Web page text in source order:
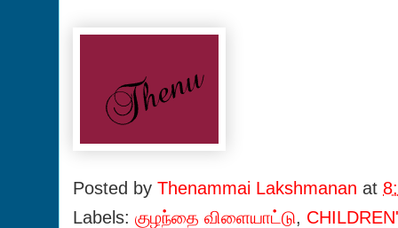
Posted by Thenammai Lakshmanan at
Labels: குழந்தை விளையாட்டு,